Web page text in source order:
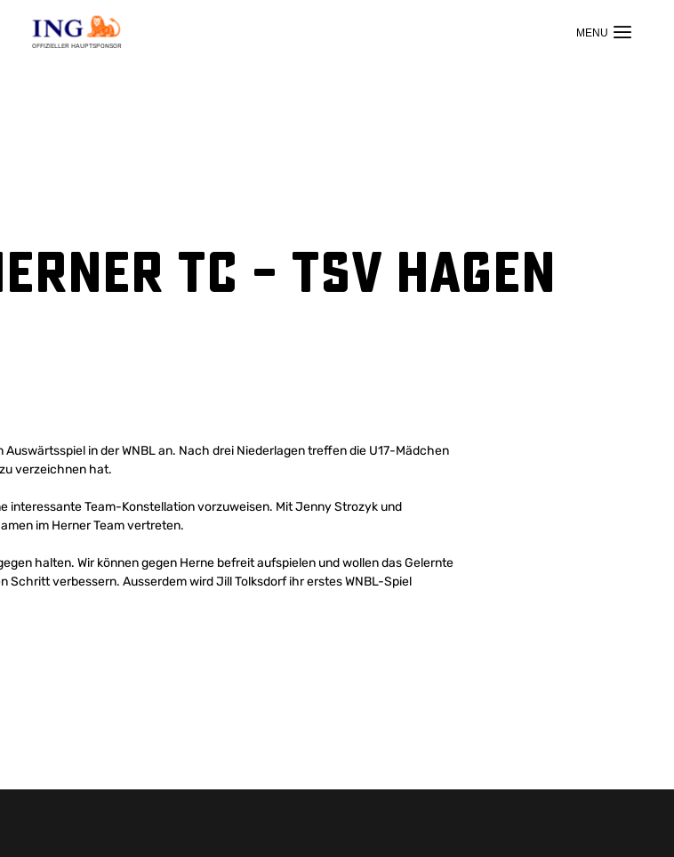
OFFIZIELLER HAUPTSPONSOR
TC – TSV Hagen
in der WNBL an. Nach drei Niederlagen treffen die U17-Mädchen
verzeichnen hat.
interessante Team-Konstellation vorzuweisen. Mit Jenny Strozyk und
im Herner Team vertreten.
halten. Wir können gegen Herne befreit aufspielen und wollen das Gelernte
Schritt verbessern. Ausserdem wird Jill Tolksdorf ihr erstes WNBL-Spiel